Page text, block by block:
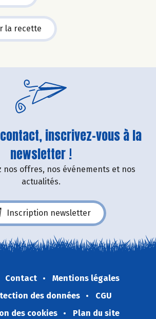
la recette
inscrivez-vous à la
newsletter !
nos offres, nos événements et nos
actualités.
Inscription newsletter
Contact
Mentions légales
des données
CGU
des cookies
Plan du site